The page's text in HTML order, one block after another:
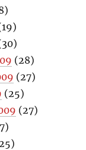
(28)
(27)
(25)
(27)